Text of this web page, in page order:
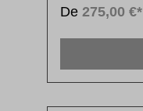
De 275,00 €*